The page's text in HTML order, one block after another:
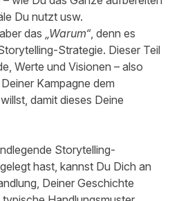
Du nutzt usw.
das
„Warum“, denn es
Strategie. Dieser Teil
Werte und Visionen – also
Kampagne dem
damit dieses Deine
Storytelling-
hast, kannst Du Dich an
Deiner Geschichte